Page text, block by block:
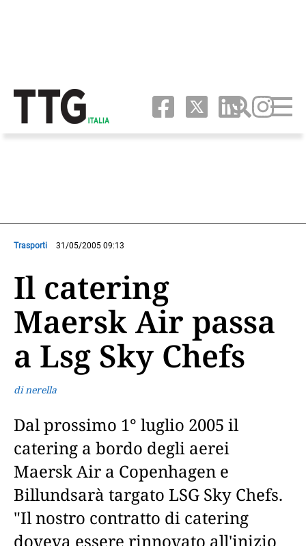
Trasporti 31/05/2005 09:13
Il catering
Maersk Air passa
a Lsg Sky Chefs
di nerella
Dal prossimo 1° luglio 2005 il
catering a bordo degli aerei
Maersk Air a Copenhagen e
Billundsarà targato LSG Sky Chefs.
"Il nostro contratto di catering
doveva essere rinnovato all'inizio